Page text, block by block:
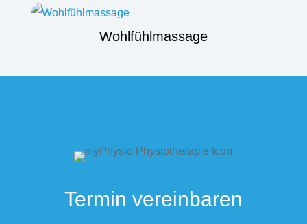
Wohlfühlmassage
Termin vereinbaren